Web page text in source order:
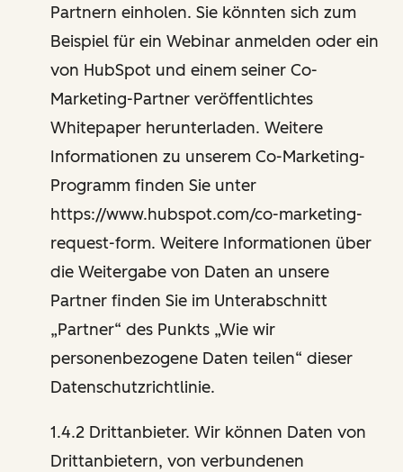
Partnern einholen. Sie könnten sich zum
Beispiel für ein Webinar anmelden oder ein
von HubSpot und einem seiner Co-
Marketing-Partner veröffentlichtes
Whitepaper herunterladen. Weitere
Informationen zu unserem Co-Marketing-
Programm finden Sie unter
https://www.hubspot.com/co-marketing-
request-form. Weitere Informationen über
die Weitergabe von Daten an unsere
Partner finden Sie im Unterabschnitt
„Partner“ des Punkts „Wie wir
personenbezogene Daten teilen“ dieser
Datenschutzrichtlinie.
1.4.2 Drittanbieter. Wir können Daten von
Drittanbietern, von verbundenen